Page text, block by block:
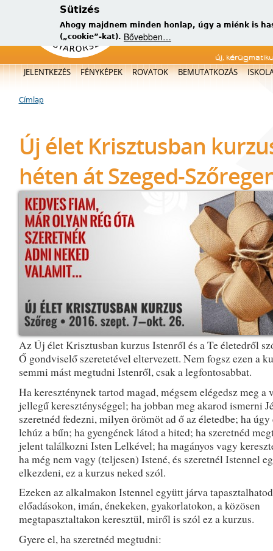
Sütizés
Ahogy majdnem minden honlap, úgy a miénk is
(„cookie”-kat). Bővebben…
új,
Főmenü
JELENTKEZÉS FÉNYKÉPEK ROVATOK BEMUTATKOZÁS
Jelenlegi hely
Címlap
Új élet Krisztusban
héten át Szeged-
Az Új élet Krisztusban kurzus Istenről és a Te életedről
Ő gondviselő szeretetével eltervezett. Nem fogsz ezen a
semmi mást megtudni Istenről, csak a legfontosabbat.
Ha kereszténynek tartod magad, mégsem elégedsz meg a
jellegű kereszténységgel; ha jobban meg akarod ismerni
szeretnéd fedezni, milyen örömöt ad ő az életedbe; ha úgy
lehúz a bűn; ha gyengének látod a hited; ha szeretnéd
jelent találkozni Isten Lelkével; ha magányos vagy
ha még nem vagy (teljesen) Istené, és szeretnél Istennel
elkezdeni, ez a kurzus neked szól.
Ezeken az alkalmakon Istennel együtt járva
előadásokon, imán, énekeken, gyakorlatokon, a közösen
megtapasztaltakon keresztül, miről is szól ez a kurzus.
Gyere el, ha szeretnéd megtudni: